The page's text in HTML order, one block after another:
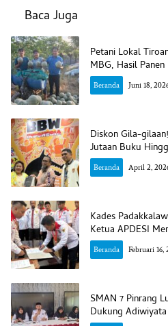
Baca Juga
Petani Lokal
MBG, Hasil
Beranda Juni 18,
Diskon Gila-
Jutaan Buku
Beranda April 2,
Kades
Ketua APDESI
Beranda Februari 16,
SMAN 7 Pinrang
Dukung